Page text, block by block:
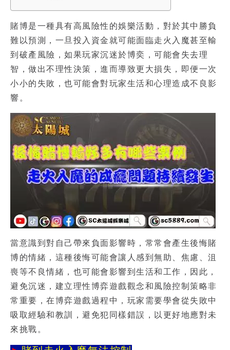
賭博是一種具有高風險性的娛樂活動，對於其中勝負
難以預測，一旦投入資金就可能面臨走火入魔甚至輸
到破產 風險，如果玩家沉迷於博奕，可能會失去理
智，做出不理性決策，進而導致更大損失，即便一次
小小的失敗，也可能會對玩家生活和心理造成不良影
響。
當意識到對自己帶來負面影響時，常常會產生後悔賭
博的情緒，這種後悔可能會讓人感到無助、焦慮、沮
喪等不良情緒，也可能會影響到生活和工作，因此，
避免沉迷，建立理性博弈遊戲觀念和風險控制策略非
常重要，在博弈遊戲過程中，玩家需要學會從失敗中
吸取經驗和教訓，避免犯同樣錯誤，以更好地應對未
來挑戰。